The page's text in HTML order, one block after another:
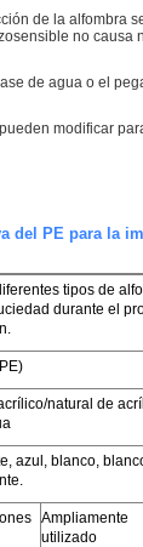
un
de la alfombra
no causa
de agua o el
modificar
del PE para la
tipos de
durante el
natural de
azul, blanco,
Ampliamente
utilizado